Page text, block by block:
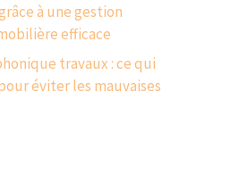
à une gestion
efficace
travaux : ce qui
éviter les mauvaises